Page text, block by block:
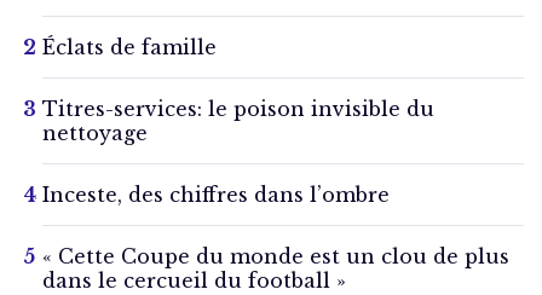
Éclats de famille
Titres-services: le poison invisible du
nettoyage
Inceste, des chiffres dans l’ombre
« Cette Coupe du monde est un clou de plus
dans le cercueil du football »